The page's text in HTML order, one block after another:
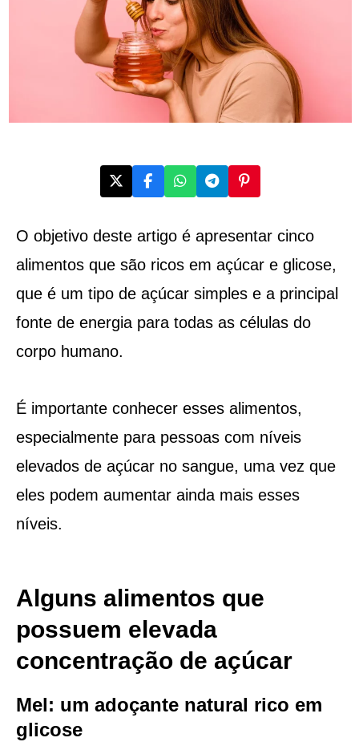
O objetivo deste artigo é apresentar cinco
alimentos que são ricos em açúcar e glicose,
que é um tipo de açúcar simples e a principal
fonte de energia para todas as células do
corpo humano.
É importante conhecer esses alimentos,
especialmente para pessoas com níveis
elevados de açúcar no sangue, uma vez que
eles podem aumentar ainda mais esses
níveis.
Alguns alimentos que
possuem elevada
concentração de açúcar
Mel: um adoçante natural rico em
glicose